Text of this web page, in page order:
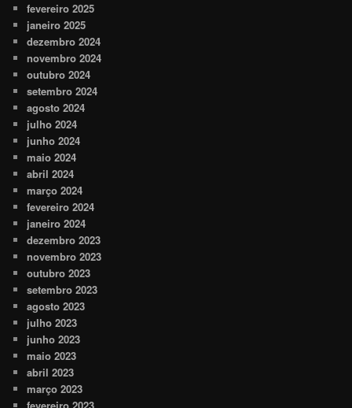
fevereiro 2025
janeiro 2025
dezembro 2024
novembro 2024
outubro 2024
setembro 2024
agosto 2024
julho 2024
junho 2024
maio 2024
abril 2024
março 2024
fevereiro 2024
janeiro 2024
dezembro 2023
novembro 2023
outubro 2023
setembro 2023
agosto 2023
julho 2023
junho 2023
maio 2023
abril 2023
março 2023